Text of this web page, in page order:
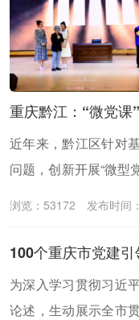
重庆黔江：“微党课
近年来，黔江区针对
问题，创新开展“微型
前，已成功举办9届“
浏览：53172 发布时间
100个重庆市党建
为深入学习贯彻习近
论述，生动展示全市